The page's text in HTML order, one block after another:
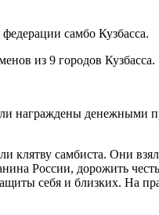
самбо Кузбасса.
из 9 городов Кузбасса.
награждены денежными
самбиста. Они
России, дорожить
себя и близких. На